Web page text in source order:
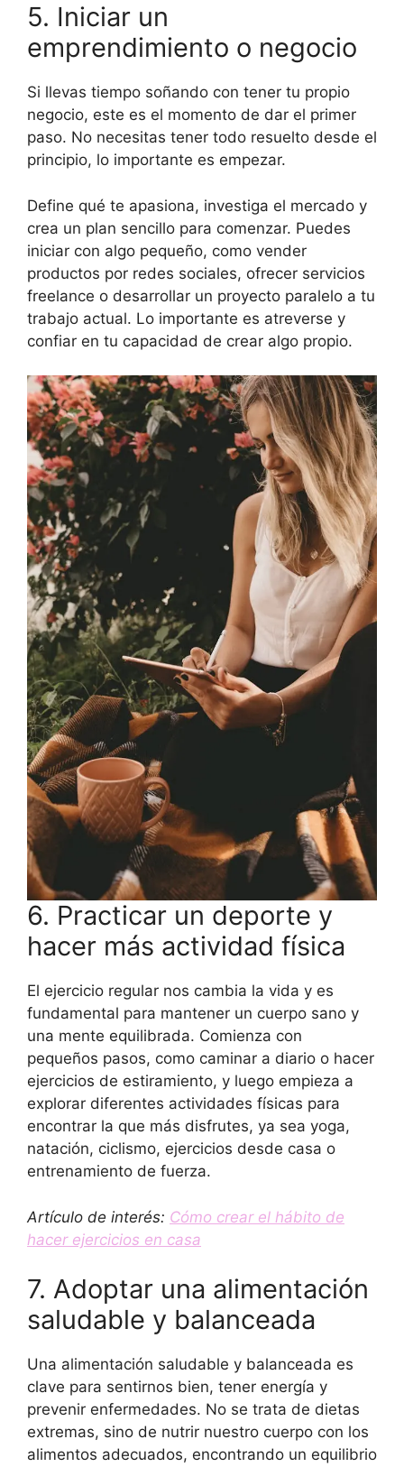
5. Iniciar un
emprendimiento o negocio
Si llevas tiempo soñando con tener tu propio
negocio, este es el momento de dar el primer
paso. No necesitas tener todo resuelto desde el
principio, lo importante es empezar.
Define qué te apasiona, investiga el mercado y
crea un plan sencillo para comenzar. Puedes
iniciar con algo pequeño, como vender
productos por redes sociales, ofrecer servicios
freelance o desarrollar un proyecto paralelo a tu
trabajo actual. Lo importante es atreverse y
confiar en tu capacidad de crear algo propio.
6. Practicar un deporte y
hacer más actividad física
El ejercicio regular nos cambia la vida y es
fundamental para mantener un cuerpo sano y
una mente equilibrada. Comienza con
pequeños pasos, como caminar a diario o hacer
ejercicios de estiramiento, y luego empieza a
explorar diferentes actividades físicas para
encontrar la que más disfrutes, ya sea yoga,
natación, ciclismo, ejercicios desde casa o
entrenamiento de fuerza.
Artículo de interés: Cómo crear el hábito de
hacer ejercicios en casa
7. Adoptar una alimentación
saludable y balanceada
Una alimentación saludable y balanceada es
clave para sentirnos bien, tener energía y
prevenir enfermedades. No se trata de dietas
extremas, sino de nutrir nuestro cuerpo con los
alimentos adecuados, encontrando un equilibrio